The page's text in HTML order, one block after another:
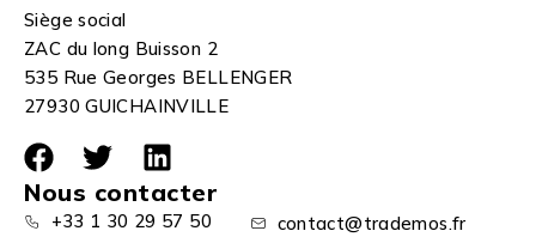
Siège social
ZAC du long Buisson 2
535 Rue Georges BELLENGER
27930 GUICHAINVILLE
Nous contacter
+33 1 30 29 57 50
contact@trademos.fr